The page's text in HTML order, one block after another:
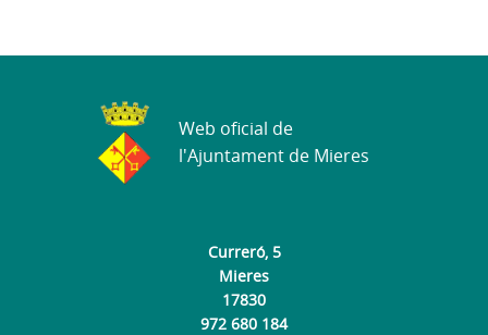
Curreró, 5
Mieres
17830
972 680 184
Web oficial de
l'Ajuntament de Mieres